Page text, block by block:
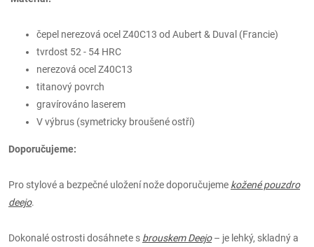
čepel nerezová ocel Z40C13 od Aubert & Duval (Francie)
tvrdost 52 - 54 HRC
nerezová ocel Z40C13
titanový povrch
gravírováno laserem
V výbrus (symetricky broušené ostří)
Doporučujeme:
Pro stylové a bezpečné uložení nože doporučujeme kožené pouzdro
deejo.
Dokonalé ostrosti dosáhnete s brouskem Deejo– je lehký, skladný a